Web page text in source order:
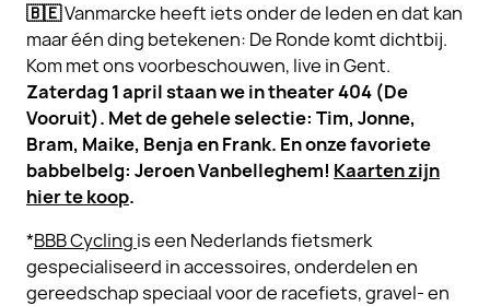
🇧🇪Vanmarcke heeft iets onder de leden en dat kan
maar één ding betekenen: De Ronde komt dichtbij.
Kom met ons voorbeschouwen, live in Gent.
Zaterdag 1 april staan we in theater 404 (De
Vooruit). Met de gehele selectie: Tim, Jonne,
Bram, Maike, Benja en Frank. En onze favoriete
babbelbelg: Jeroen Vanbelleghem! Kaarten zijn
hier te koop.
*BBB Cycling is een Nederlands fietsmerk
gespecialiseerd in accessoires, onderdelen en
gereedschap speciaal voor de racefiets, gravel- en